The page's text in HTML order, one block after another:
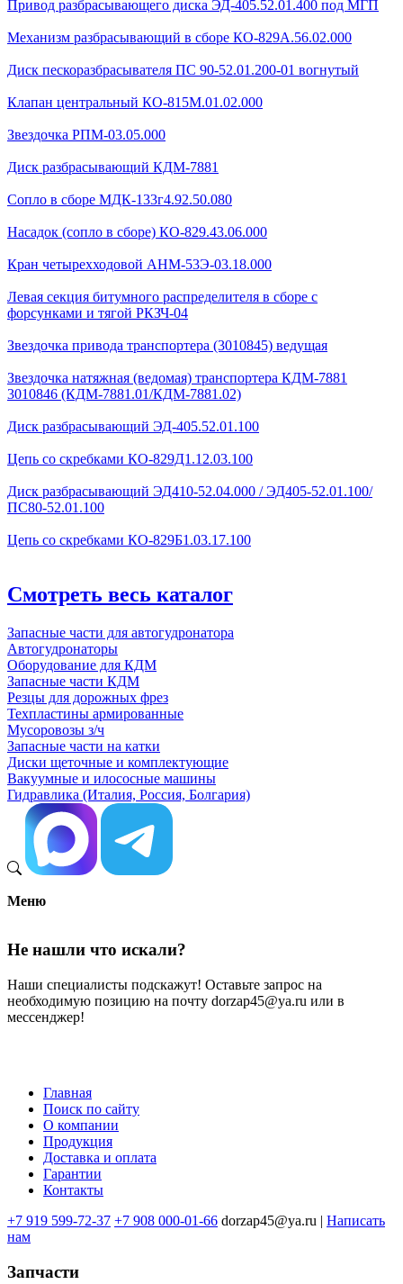
Привод разбрасывающего диска ЭД-405.52.01.400 под МГП
Механизм разбрасывающий в сборе КО-829А.56.02.000
Диск пескоразбрасывателя ПС 90-52.01.200-01 вогнутый
Клапан центральный КО-815М.01.02.000
Звездочка РПМ-03.05.000
Диск разбрасывающий КДМ-7881
Сопло в сборе МДК-133г4.92.50.080
Насадок (сопло в сборе) КО-829.43.06.000
Кран четырехходовой AHМ-53Э-03.18.000
Левая секция битумного распределителя в сборе с
форсунками и тягой РКЗЧ-04
Звездочка привода транспортера (3010845) ведущая
Звездочка натяжная (ведомая) транспортера КДМ-7881
3010846 (КДМ-7881.01/КДМ-7881.02)
Диск разбрасывающий ЭД-405.52.01.100
Цепь со скребками КО-829Д1.12.03.100
Диск разбрасывающий ЭД410-52.04.000 / ЭД405-52.01.100/
ПС80-52.01.100
Цепь со скребками КО-829Б1.03.17.100
Смотреть весь каталог
Запасные части для автогудронатора
Автогудронаторы
Оборудование для КДМ
Запасные части КДМ
Резцы для дорожных фрез
Техпластины армированные
Мусоровозы з/ч
Запасные части на катки
Диски щеточные и комплектующие
Вакуумные и илососные машины
Гидравлика (Италия, Россия, Болгария)
Меню
Не нашли что искали?
Наши специалисты подскажут! Оставьте запрос на
необходимую позицию на почту dorzap45@ya.ru или в
мессенджер!
Меню
подвале
Главная
Поиск по сайту
О компании
Продукция
Доставка и оплата
Гарантии
Контакты
+7 919 599-72-37 +7 908 000-01-66 dorzap45@ya.ru | Написать
нам
Запчасти